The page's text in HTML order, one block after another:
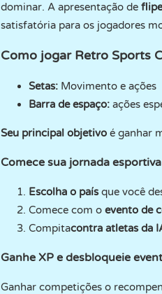
dominar. A apresentação de
satisfatória para os jogadores
Como jogar Retro Sports
Setas: Movimento e ações
Barra de espaço: ações
Seu principal objetivo é ganhar
Comece sua jornada esportiva
Escolha o paísque você
Comece com o evento de
Compitacontra atletas da
Ganhe XP e desbloqueie
Ganhar competições o